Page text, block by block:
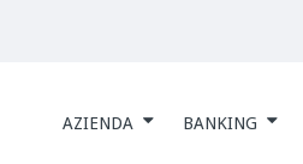
AZIENDA BANKING